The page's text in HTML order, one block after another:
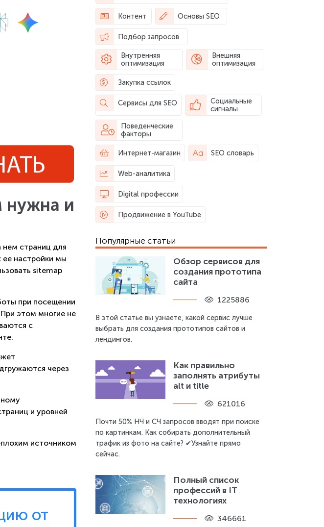
нужна и
страниц для
ее настройки мы
sitemap
при посещении
этом многие не
с
через
и уровней
источником
от
Основы SEO
Внутренняя
оптимизация
Подбор запросов
Контент
Внешняя
оптимизация
Закупка ссылок
Социальные
сигналы
Поведенческие
факторы
Сервисы для SEO
Интернет-магазин
Digital профессии
Продвижение в YouTube
Web-аналитика
SEO словарь
Популярные статьи
Обзор сервисов для
создания прототипа
сайта
1225886
В этой статье вы узнаете, какой сервис лучше
выбрать для создания прототипов сайтов и
лендингов.
Как правильно
заполнять атрибуты
alt и title
621016
Почти 50% НЧ и СЧ запросов вводят при поиске
по картинкам. Как собирать дополнительный
трафик из фото на сайте? ✔Узнайте прямо
сейчас.
Полный список
профессий в IT
технологиях
346661